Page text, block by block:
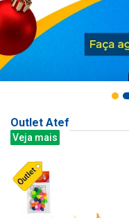
Outlet Atef
Veja mais